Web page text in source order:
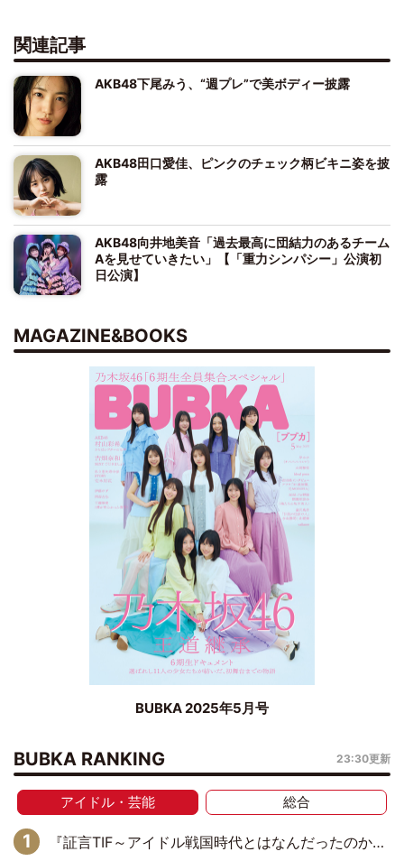
関連記事
AKB48下尾みう、“週プレ”で美ボディー披露
AKB48田口愛佳、ピンクのチェック柄ビキニ姿を披
露
AKB48向井地美音「過去最高に団結力のあるチーム
Aを見せていきたい」【「重力シンパシー」公演初
日公演】
MAGAZINE&BOOKS
BUBKA 2025年5月号
BUBKA RANKING 23:30更新
アイドル・芸能 総合
『証言TIF～アイドル戦国時代とはなんだったのか～』第6回：でんぱ組.inc・古川未鈴×相沢梨紗「『ハロプロやりたかったな』って言ったら、夢眠ねむさんに『てめえはでんぱ組．incなんだよ！』って肩パンされて(笑)」